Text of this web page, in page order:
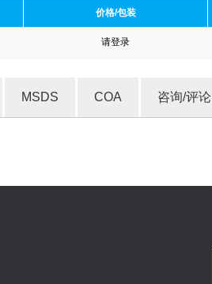
价格/包装
请登录
MSDS COA 咨询/评论